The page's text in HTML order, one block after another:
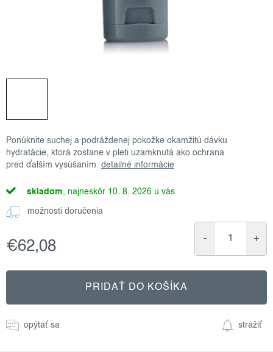
Ponúknite suchej a podráždenej pokožke okamžitú dávku
hydratácie, ktorá zostane v pleti uzamknutá ako ochrana
pred ďalším vysúšaním.
detailné informácie
skladom 10. 8. 2026
možnosti doručenia
€62,08
cena:
PRIDAŤ DO KOŠÍKA
opýtať sa strážiť